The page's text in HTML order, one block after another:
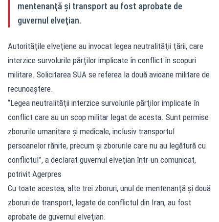
mentenanţă şi transport au fost aprobate de
guvernul elveţian.
Autorităţile elveţiene au invocat legea neutralităţii ţării, care
interzice survolurile părţilor implicate în conflict în scopuri
militare. Solicitarea SUA se referea la două avioane militare de
recunoaştere.
“Legea neutralităţii interzice survolurile părţilor implicate în
conflict care au un scop militar legat de acesta. Sunt permise
zborurile umanitare şi medicale, inclusiv transportul
persoanelor rănite, precum şi zborurile care nu au legătură cu
conflictul”, a declarat guvernul elveţian într-un comunicat,
potrivit Agerpres
Cu toate acestea, alte trei zboruri, unul de mentenanţă şi două
zboruri de transport, legate de conflictul din Iran, au fost
aprobate de guvernul elveţian.